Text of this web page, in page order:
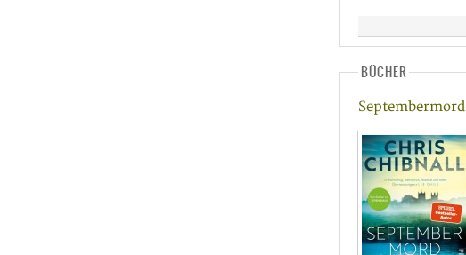
BÜCHER
Septembermord